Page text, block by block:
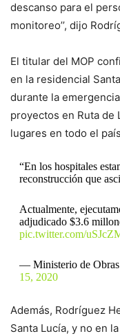
descanso para el
monitoreo’’, dijo
El titular del MOP
en la residencial
durante la
proyectos en Ruta de
lugares en todo el
“En los hospitales
reconstrucción que
Actualmente,
adjudicado $3.6
pic.twitter.com/
— Ministerio de Obras
15, 2020
Además, Rodríguez
Santa Lucía, y no en